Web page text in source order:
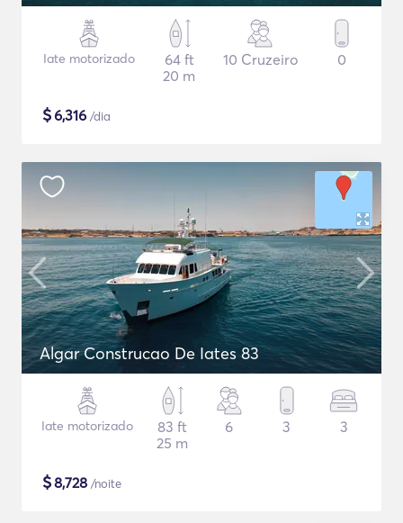
Iate motorizado
64 ft
20 m
10 Cruzeiro 0
$6,316 /dia
Algar Construcao De Iates 83
Iate motorizado
83 ft
25 m
6 3 3
$8,728 /noite